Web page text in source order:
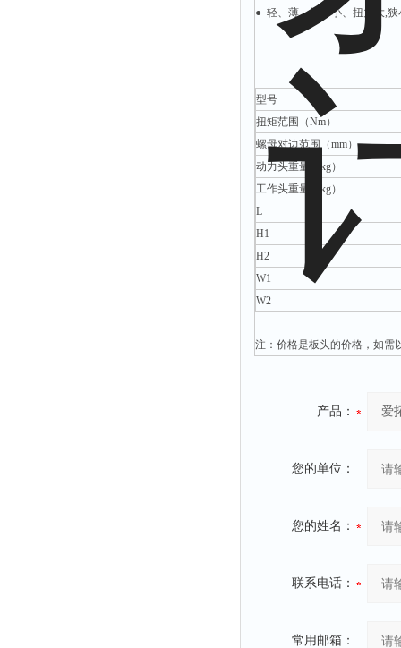
● 轻、薄、短、小、扭力大,狭
型号
扭矩范围（Nm）
螺母对边范围（mm）
动力头重量（kg）
工作头重量（kg）
L
H1
H2
W1
W2
注：价格是板头的价格，如需
产品：
您的单位：
您的姓名：
联系电话：
常用邮箱：